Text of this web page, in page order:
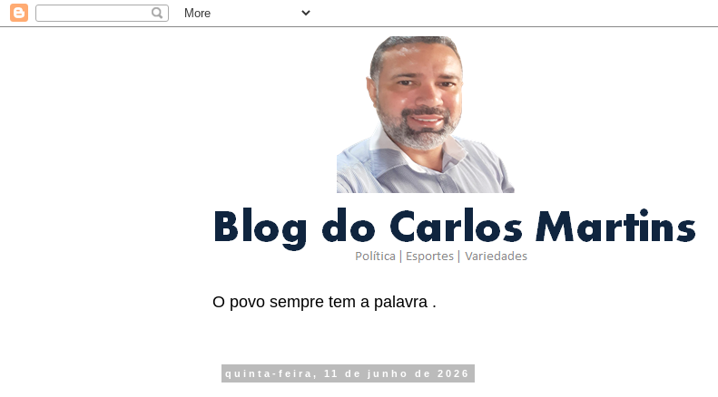
O povo sempre tem a palavra .
quinta-feira, 11 de junho de 2026